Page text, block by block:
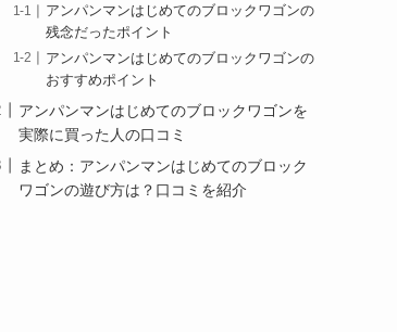
アンパンマンはじめてのブロックワゴンの
残念だったポイント
アンパンマンはじめてのブロックワゴンの
おすすめポイント
アンパンマンはじめてのブロックワゴンを
実際に買った人の口コミ
まとめ：アンパンマンはじめてのブロック
ワゴンの遊び方は？口コミを紹介